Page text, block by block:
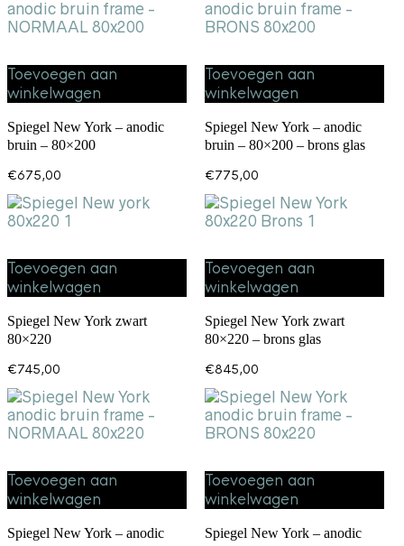
Toevoegen aan
winkelwagen
Spiegel New York – anodic
bruin – 80×200
€675,00
Toevoegen aan
winkelwagen
Spiegel New York – anodic
bruin – 80×200 – brons glas
€775,00
Toevoegen aan
winkelwagen
Spiegel New York zwart
80×220
€745,00
Toevoegen aan
winkelwagen
Spiegel New York zwart
80×220 – brons glas
€845,00
Toevoegen aan
winkelwagen
Spiegel New York – anodic
Toevoegen aan
winkelwagen
Spiegel New York – anodic